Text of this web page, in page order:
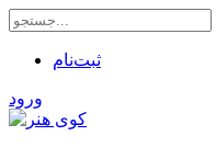
ثبت‌نام
ورود